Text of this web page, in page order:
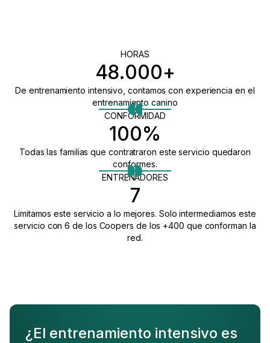
HORAS
48.000+
De entrenamiento intensivo, contamos con experiencia en el
entrenamiento canino
CONFORMIDAD
100%
Todas las familias que contratraron este servicio quedaron
conformes.
ENTRENADORES
7
Limitamos este servicio a lo mejores. Solo intermediamos este
servicio con 6 de los Coopers de los +400 que conforman la
red.
¿El entrenamiento intensivo es